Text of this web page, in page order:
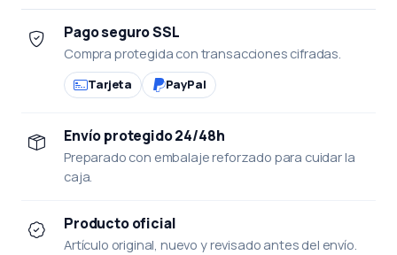
Pago seguro SSL
Compra protegida con transacciones cifradas.
Tarjeta PayPal
Envío protegido 24/48h
Preparado con embalaje reforzado para cuidar la
caja.
Producto oficial
Artículo original, nuevo y revisado antes del envío.